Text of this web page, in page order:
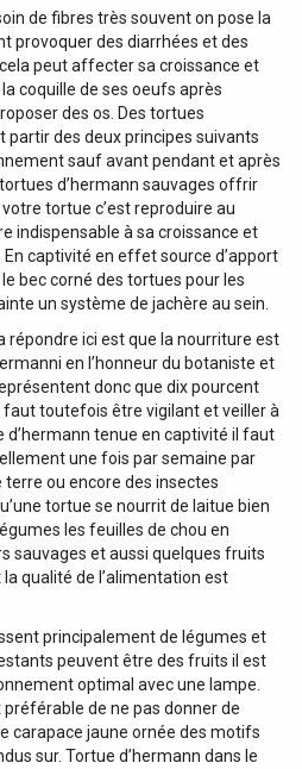
de fibres très souvent on pose la
provoquer des diarrhées et des
peut affecter sa croissance et
coquille de ses oeufs après
des os. Des tortues
partir des deux principes suivants
sauf avant pendant et après
d’hermann sauvages offrir
tortue c’est reproduire au
indispensable à sa croissance et
captivité en effet source d’apport
bec corné des tortues pour les
un système de jachère au sein.
répondre ici est que la nourriture est
en l’honneur du botaniste et
donc que dix pourcent
faut toutefois être vigilant et veiller à
d’hermann tenue en captivité il faut
une fois par semaine par
ou encore des insectes
tortue se nourrit de laitue bien
les feuilles de chou en
sauvages et aussi quelques fruits
qualité de l’alimentation est
principalement de légumes et
peuvent être des fruits il est
optimal avec une lampe.
de ne pas donner de
carapace jaune ornée des motifs
sur. Tortue d’hermann dans le